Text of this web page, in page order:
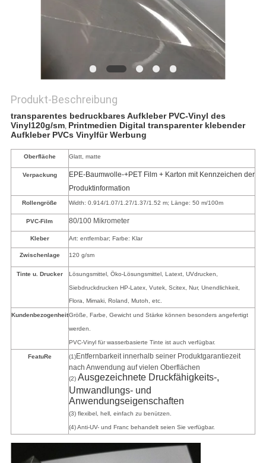
Produkt-Beschreibung
transparentes bedruckbares Aufkleber PVC-Vinyl des
Vinyl120g/sm, Printmedien Digital transparenter klebender
Aufkleber PVCs Vinylfür Werbung
Oberfläche Glatt, matte
Verpackung
EPE-Baumwolle-+PET Film + Karton mit Kennzeichen der
Produktinformation
Rollengröße Width: 0.914/1.07/1.27/1.37/1.52 m; Länge: 50 m/100m
PVC-Film 80/100 Mikrometer
Kleber Art: entfernbar; Farbe: Klar
Zwischenlage 120 g/sm
Tinte u. Drucker Lösungsmittel, Öko-Lösungsmittel, Latext, UVdrucken,
Siebdruckdrucken HP-Latex, Vutek, Scitex, Nur, Unendlichkeit,
Flora, Mimaki, Roland, Mutoh, etc.
KundenbezogenheitGröße, Farbe, Gewicht und Stärke können besonders angefertigt
werden.
PVC-Vinyl für wasserbasierte Tinte ist auch verfügbar.
FeatuRe (1)Entfernbarkeit innerhalb seiner Produktgarantiezeit
nach Anwendung auf vielen Oberflächen
(2) Ausgezeichnete Druckfähigkeits-,
Umwandlungs- und
Anwendungseigenschaften
(3) flexibel, hell, einfach zu benützen.
(4) Anti-UV- und Franc behandelt seien Sie verfügbar.